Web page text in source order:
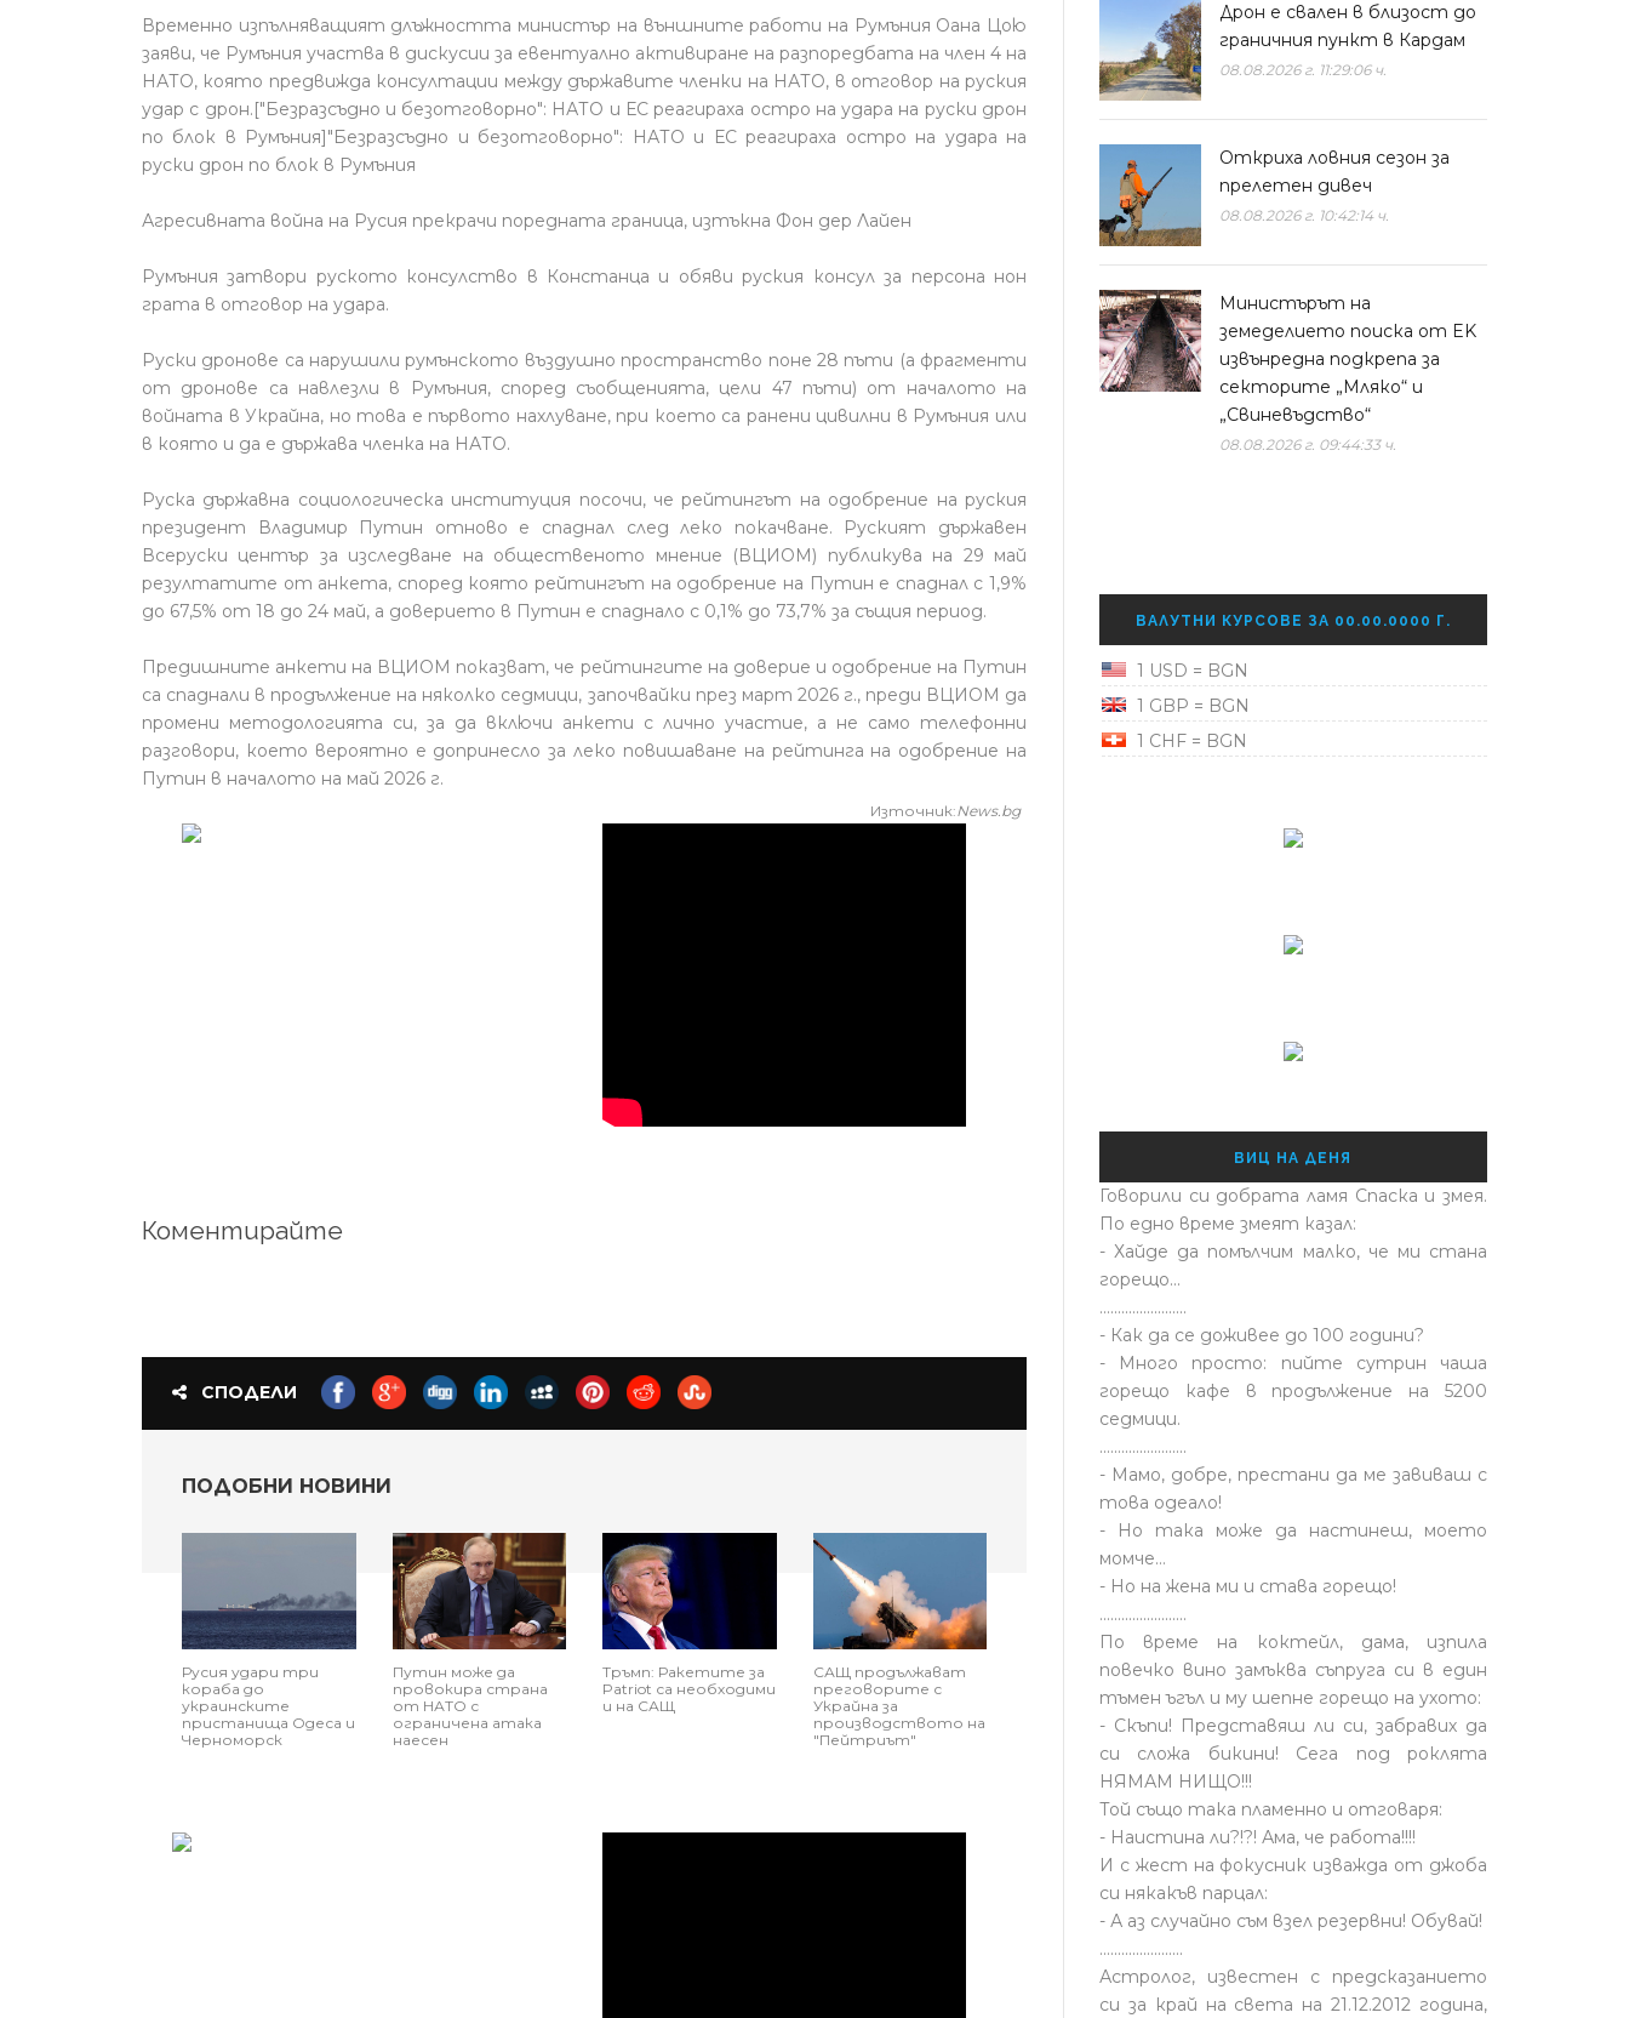
Временно изпълняващият длъжността министър на външните работи на Румъния Оана Цою
заяви, че Румъния участва в дискусии за евентуално активиране на разпоредбата на член 4 на
НАТО, която предвижда консултации между държавите членки на НАТО, в отговор на руския
удар с дрон.["Безразсъдно и безотговорно": НАТО и ЕС реагираха остро на удара на руски дрон
по блок в Румъния]"Безразсъдно и безотговорно": НАТО и ЕС реагираха остро на удара на
руски дрон по блок в Румъния
Агресивната война на Русия прекрачи поредната граница, изтъкна Фон дер Лайен
Румъния затвори руското консулство в Констанца и обяви руския консул за персона нон
грата в отговор на удара.
Руски дронове са нарушили румънското въздушно пространство поне 28 пъти (а фрагменти
от дронове са навлезли в Румъния, според съобщенията, цели 47 пъти) от началото на
войната в Украйна, но това е първото нахлуване, при което са ранени цивилни в Румъния или
в която и да е държава членка на НАТО.
Руска държавна социологическа институция посочи, че рейтингът на одобрение на руския
президент Владимир Путин отново е спаднал след леко покачване. Руският държавен
Всеруски център за изследване на общественото мнение (ВЦИОМ) публикува на 29 май
резултатите от анкета, според която рейтингът на одобрение на Путин е спаднал с 1,9%
до 67,5% от 18 до 24 май, а доверието в Путин е спаднало с 0,1% до 73,7% за същия период.
Предишните анкети на ВЦИОМ показват, че рейтингите на доверие и одобрение на Путин
са спаднали в продължение на няколко седмици, започвайки през март 2026 г., преди ВЦИОМ да
промени методологията си, за да включи анкети с лично участие, а не само телефонни
разговори, което вероятно е допринесло за леко повишаване на рейтинга на одобрение на
Путин в началото на май 2026 г.
Източник:News.bg
Коментирайте
СПОДЕЛИ
ПОДОБНИ НОВИНИ
Русия удари три
кораба до
украинските
пристанища Одеса и
Черноморск
Путин може да
провокира страна
от НАТО с
ограничена атака
наесен
Тръмп: Ракетите за
Patriot са необходими
и на САЩ
САЩ продължават
преговорите с
Украйна за
производството на
"Пейтриът"
Дрон е свален в близост до
граничния пункт в Кардам
08.08.2026 г. 11:29:06 ч.
Откриха ловния сезон за
прелетен дивеч
08.08.2026 г. 10:42:14 ч.
Министърът на
земеделието поиска от EK
извънредна подкрепа за
секторите „Мляко“ и
„Свиневъдство“
08.08.2026 г. 09:44:33 ч.
ВАЛУТНИ КУРСОВЕ ЗА 00.00.0000 Г.
1 USD = BGN
1 GBP = BGN
1 CHF = BGN
ВИЦ НА ДЕНЯ
Говорили си добрата ламя Спаска и змея.
По едно време змеят казал:
- Хайде да помълчим малко, че ми стана
горещо...
........................
- Как да се доживее до 100 години?
- Много просто: пийте сутрин чаша
горещо кафе в продължение на 5200
седмици.
........................
- Мамо, добре, престани да ме завиваш с
това одеало!
- Но така може да настинеш, моето
момче…
- Но на жена ми и става горещо!
........................
По време на коктейл, дама, изпила
повечко вино замъква съпруга си в един
тъмен ъгъл и му шепне горещо на ухото:
- Скъпи! Представяш ли си, забравих да
си сложа бикини! Сега под роклята
НЯМАМ НИЩО!!!
Той също така пламенно и отговаря:
- Наистина ли?!?! Ама, че работа!!!!
И с жест на фокусник изважда от джоба
си някакъв парцал:
- А аз случайно съм взел резервни! Обувай!
.......................
Астролог, известен с предсказанието
си за край на света на 21.12.2012 година,